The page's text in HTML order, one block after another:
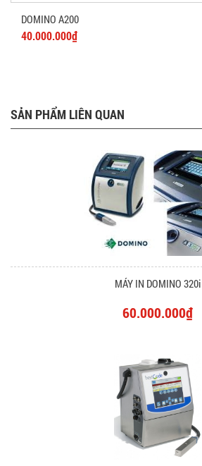
DOMINO A200
40.000.000₫
SẢN PHẨM LIÊN QUAN
MÁY IN DOMINO 320i
60.000.000₫